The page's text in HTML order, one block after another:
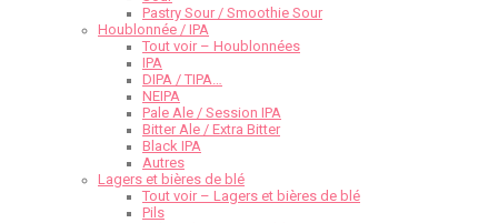
Pastry Sour / Smoothie Sour
Houblonnée / IPA
Tout voir – Houblonnées
IPA
DIPA / TIPA…
NEIPA
Pale Ale / Session IPA
Bitter Ale / Extra Bitter
Black IPA
Autres
Lagers et bières de blé
Tout voir – Lagers et bières de blé
Pils